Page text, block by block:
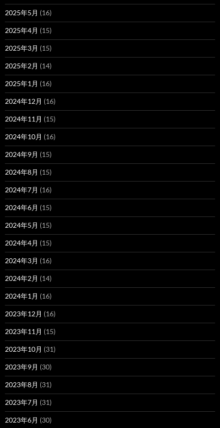
2025年5月 (16)
2025年4月 (15)
2025年3月 (15)
2025年2月 (14)
2025年1月 (16)
2024年12月 (16)
2024年11月 (15)
2024年10月 (16)
2024年9月 (15)
2024年8月 (15)
2024年7月 (16)
2024年6月 (15)
2024年5月 (15)
2024年4月 (15)
2024年3月 (16)
2024年2月 (14)
2024年1月 (16)
2023年12月 (16)
2023年11月 (15)
2023年10月 (31)
2023年9月 (30)
2023年8月 (31)
2023年7月 (31)
2023年6月 (30)